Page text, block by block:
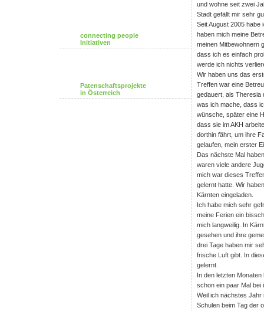
connecting people
Initiativen
Patenschaftsprojekte
in Österreich
und wohne seit zwei
Stadt gefällt mir sehr
Seit August 2005 habe
haben mich meine
meinen Mitbewohnern
dass ich es einfach
werde ich nichts
Wir haben uns das
Treffen war eine
gedauert, als Theresia
was ich mache, dass
wünsche, später eine
dass sie im AKH
dorthin fährt, um ihre
gelaufen, mein erster
Das nächste Mal
waren viele andere
mich war dieses
gelernt hatte. Wir
Kärnten eingeladen.
Ich habe mich sehr
meine Ferien ein
mich langweilig. In
gesehen und ihre
drei Tage haben mir
frische Luft gibt. In
gelernt.
In den letzten
schon ein paar Mal
Weil ich nächstes Jahr
Schulen beim Tag der